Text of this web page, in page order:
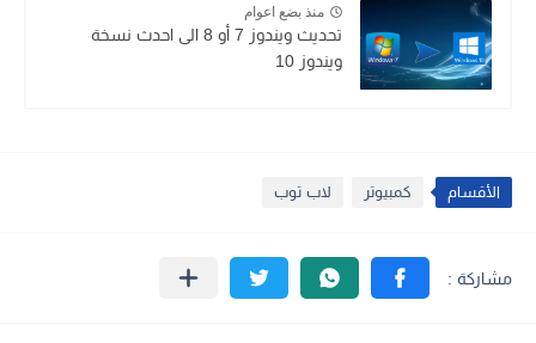
منذ بضع اعوام
تحديث ويندوز 7 أو 8 الى احدث نسخة
ويندوز 10
الأقسام كمبيوتر لاب توب